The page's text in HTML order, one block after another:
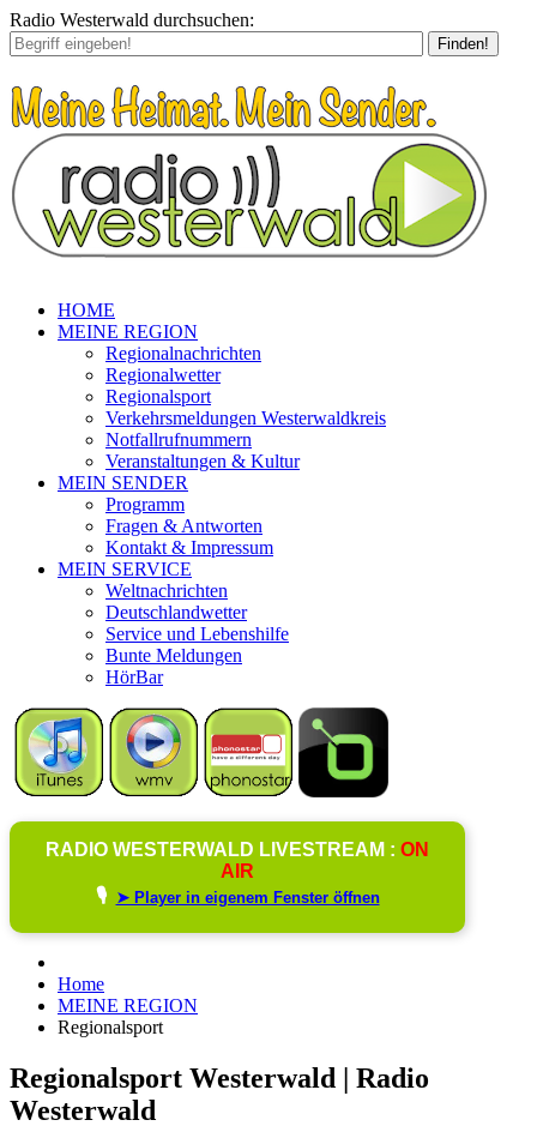
Radio Westerwald durchsuchen:
Finden!
HOME
MEINE REGION
Regionalnachrichten
Regionalwetter
Regionalsport
Verkehrsmeldungen Westerwaldkreis
Notfallrufnummern
Veranstaltungen & Kultur
MEIN SENDER
Programm
Fragen & Antworten
Kontakt & Impressum
MEIN SERVICE
Weltnachrichten
Deutschlandwetter
Service und Lebenshilfe
Bunte Meldungen
HörBar
RADIO WESTERWALD LIVESTREAM : ON
AIR
🎙️ ➤ Player in eigenem Fenster öffnen
Home
MEINE REGION
Regionalsport
Regionalsport Westerwald | Radio
Westerwald